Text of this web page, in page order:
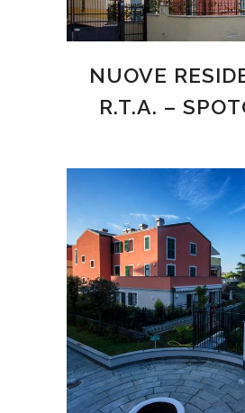
NUOVE
R.T.A. –